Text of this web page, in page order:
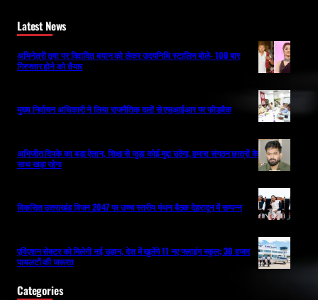
Latest News
अभिनेत्री तृषा पर विवादित बयान को लेकर उदयनिधि स्टालिन बोले- 100 बार
गिरफ्तार होने को तैयार
मुख्य निर्वाचन अधिकारी ने लिया राजनैतिक दलों से एसआईआर पर फीडबैक
अभिजीत दिपके का बड़ा ऐलान, शिक्षा से जुड़ा कोई मुद्दा उठेगा, हमारा संगठन छात्रों के
साथ खड़ा रहेगा
विकसित उत्तराखंड विजन 2047 पर उच्च स्तरीय मंथन बैठक देहरादून में सम्पन्न
एविएशन सेक्टर को मिलेगी नई उड़ान, देश में खुलेंगे 11 नए फ्लाइंग स्कूल; 30 हजार
पायलटों की जरूरत
Categories